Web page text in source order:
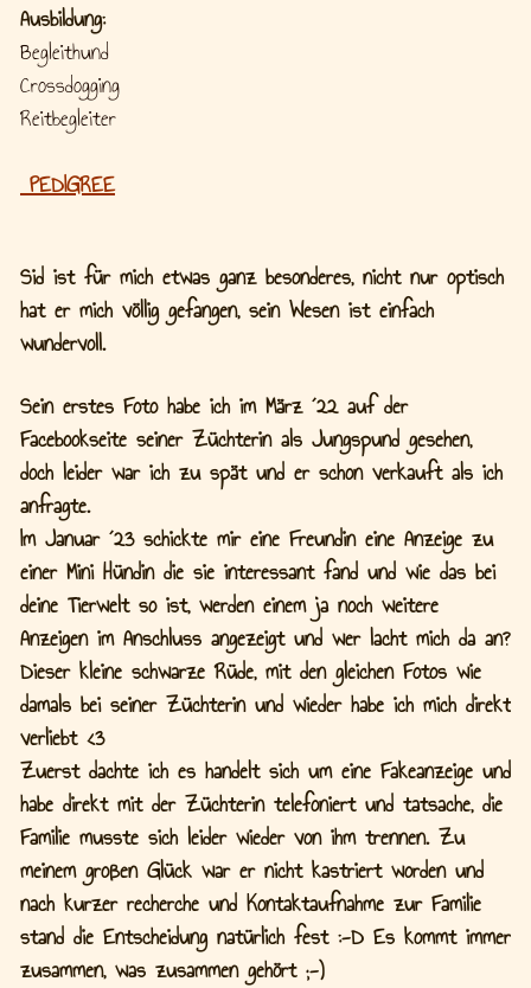
Ausbildung:
Begleithund
Crossdogging
Reitbegleiter
PEDIGREE
Sid ist für mich etwas ganz besonderes, nicht nur optisch
hat er mich völlig gefangen, sein Wesen ist einfach
wundervoll.
Sein erstes Foto habe ich im März ´22 auf der
Facebookseite seiner Züchterin als Jungspund gesehen,
doch leider war ich zu spät und er schon verkauft als ich
anfragte.
Im Januar ´23 schickte mir eine Freundin eine Anzeige zu
einer Mini Hündin die sie interessant fand und wie das bei
deine Tierwelt so ist, werden einem ja noch weitere
Anzeigen im Anschluss angezeigt und wer lacht mich da an?
Dieser kleine schwarze Rüde, mit den gleichen Fotos wie
damals bei seiner Züchterin und wieder habe ich mich direkt
verliebt <3
Zuerst dachte ich es handelt sich um eine Fakeanzeige und
habe direkt mit der Züchterin telefoniert und tatsache, die
Familie musste sich leider wieder von ihm trennen. Zu
meinem großen Glück war er nicht kastriert worden und
nach kurzer recherche und Kontaktaufnahme zur Familie
stand die Entscheidung natürlich fest :-D Es kommt immer
zusammen, was zusammen gehört ;-)